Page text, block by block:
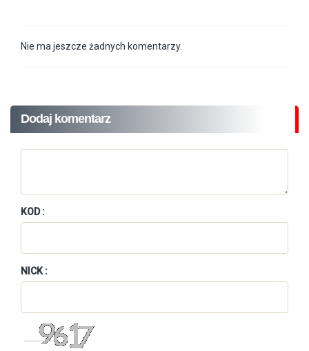
Nie ma jeszcze żadnych komentarzy.
Dodaj komentarz
KOD :
NICK :